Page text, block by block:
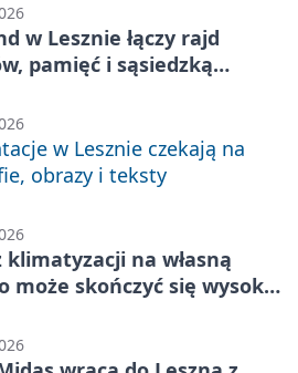
w Lesznie łączy rajd
pamięć i sąsiedzką
w Lesznie czekają na
obrazy i teksty
klimatyzacji na własną
może skończyć się wysoką